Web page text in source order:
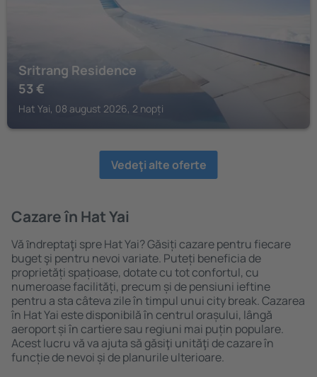
Sritrang Residence
53 €
Hat Yai, 08 august 2026, 2 nopți
Vedeţi alte oferte
Cazare în Hat Yai
Vă ȋndreptaţi spre Hat Yai? Găsiți cazare pentru fiecare
buget şi pentru nevoi variate. Puteți beneficia de
proprietăți spațioase, dotate cu tot confortul, cu
numeroase facilități, precum și de pensiuni ieftine
pentru a sta câteva zile în timpul unui city break. Cazarea
în Hat Yai este disponibilă în centrul orașului, lângă
aeroport și în cartiere sau regiuni mai puțin populare.
Acest lucru vă va ajuta să găsiţi unităţi de cazare în
funcție de nevoi și de planurile ulterioare.